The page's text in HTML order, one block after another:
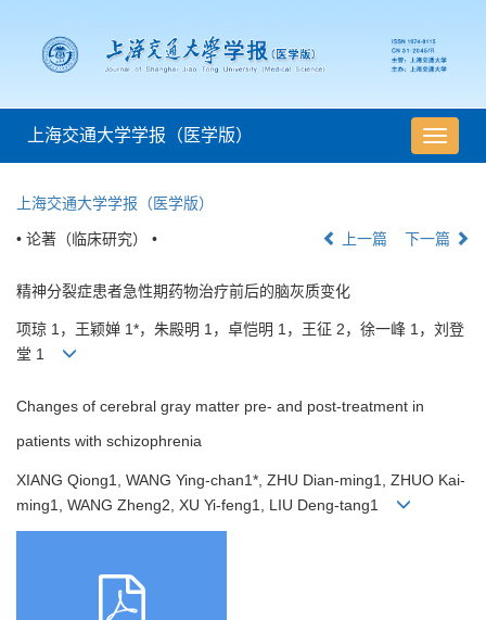
导
航
上海交通大学学报（医学版）
上海交通大学学报（医学版）
• 论著（临床研究） • 上一篇 下一篇
精神分裂症患者急性期药物治疗前后的脑灰质变化
项琼 1，王颖婵 1*，朱殿明 1，卓恺明 1，王征 2，徐一峰 1，刘登
堂 1
Changes of cerebral gray matter pre- and post-treatment in
patients with schizophrenia
XIANG Qiong1, WANG Ying-chan1*, ZHU Dian-ming1, ZHUO Kai-
ming1, WANG Zheng2, XU Yi-feng1, LIU Deng-tang1